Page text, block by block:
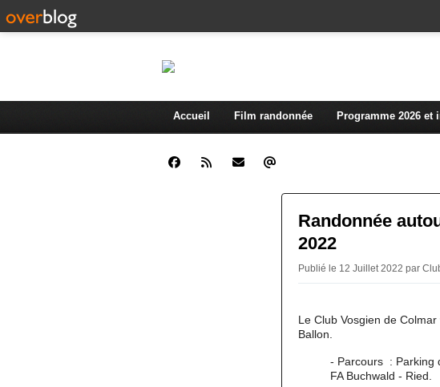
Accueil Film randonnée Programme 2026 et
Randonnée
2022
Publié le 12 Juillet 2022 par
Le Club Vosgien de
Ballon.
- Parcours : Parking
FA Buchwald - Ried.